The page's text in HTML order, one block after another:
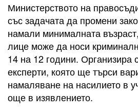
Министерството на
със задачата да промени
намали минималната
лице може да носи
14 на 12 години. Организира
експерти, която ще търси
намаляване на насилието в
още в изявлението.